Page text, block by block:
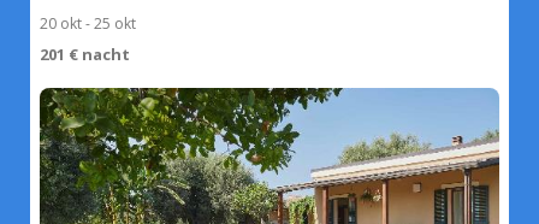
20 okt - 25 okt
201 € nacht